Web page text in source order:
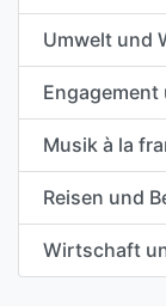
Umwelt und
Musik à la
Reisen und
Wirtschaft